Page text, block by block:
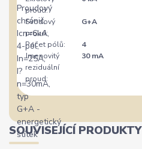
proud:
Svodový
proud:
G+A
Počet pólů:
4
Jmenovitý
reziduální
proud:
30 mA
SOUVISEJÍCÍ PRODUKTY